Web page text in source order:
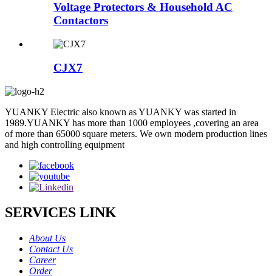
Voltage Protectors & Household AC
Contactors
CJX7
YUANKY Electric also known as YUANKY was started in
1989.YUANKY has more than 1000 employees ,covering an area
of more than 65000 square meters. We own modern production lines
and high controlling equipment
SERVICES LINK
About Us
Contact Us
Career
Order